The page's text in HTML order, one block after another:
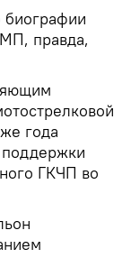
правда,
года
поддержки
ГКЧП во